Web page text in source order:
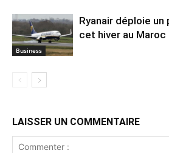
Business
Ryanair déploie
cet hiver au Maroc
LAISSER UN COMMENTAIRE